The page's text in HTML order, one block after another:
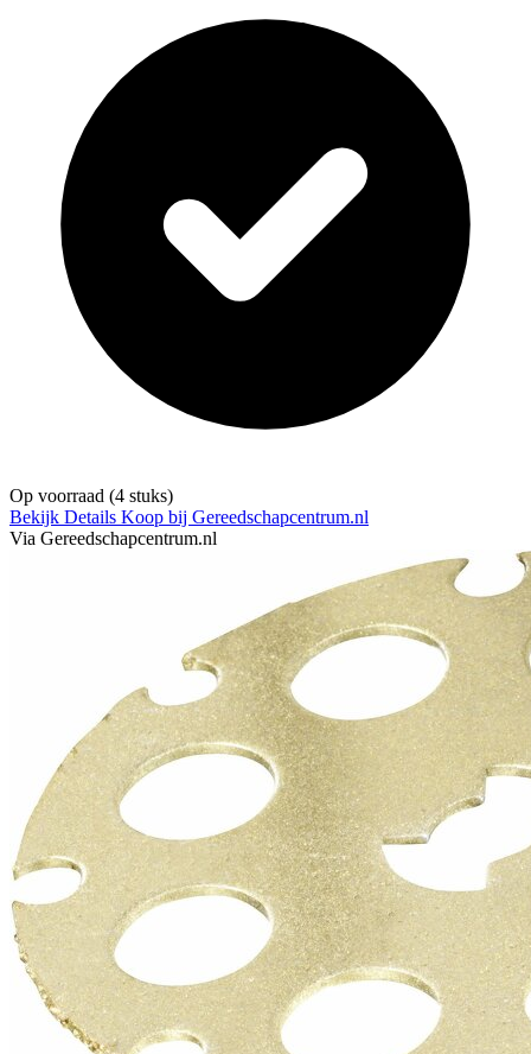
Op voorraad (4 stuks)
Bekijk Details Koop bij Gereedschapcentrum.nl
Via Gereedschapcentrum.nl